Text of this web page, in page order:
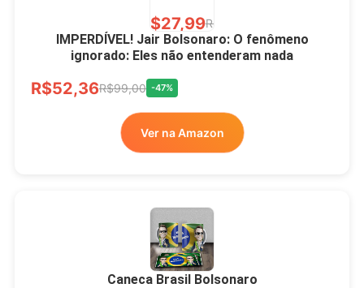
R$27,99R$49,00
Xícara Bolsonaro
Brasão Deus Acima De
Todos
IMPERDÍVEL! Jair Bolsonaro: O fenômeno
ignorado: Eles não entenderam nada
R$52,36R$99,00 -47%
Ver na Amazon
Caneca Brasil Bolsonaro